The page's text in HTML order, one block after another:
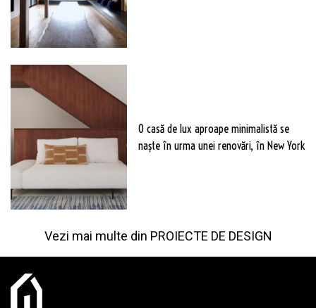
O casă de lux aproape minimalistă se
naște în urma unei renovări, în New York
Vezi mai multe din PROIECTE DE DESIGN